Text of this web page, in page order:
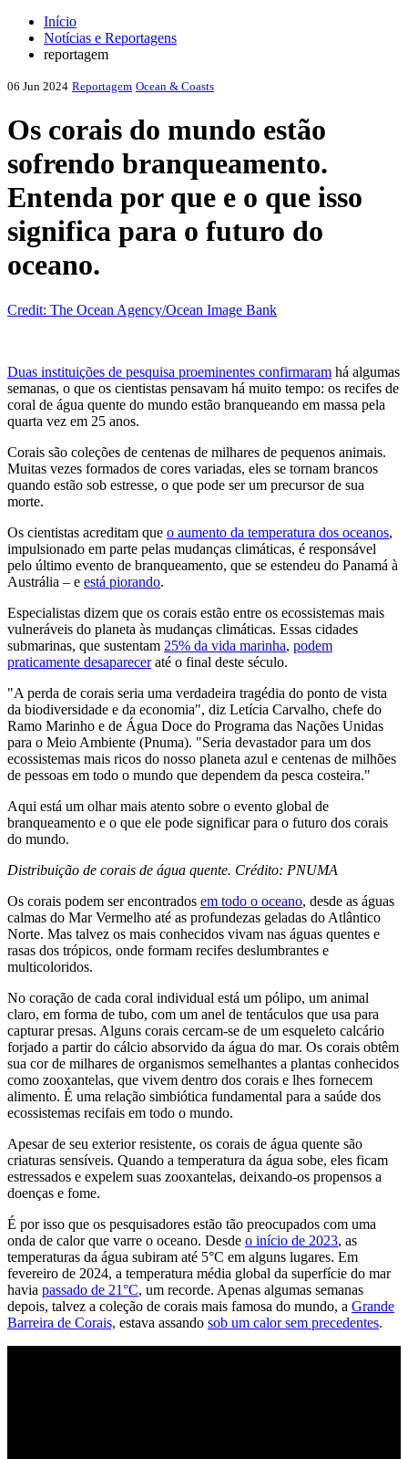
Início
Notícias e Reportagens
reportagem
06 Jun 2024 Reportagem Ocean & Coasts
Os corais do mundo estão
sofrendo branqueamento.
Entenda por que e o que isso
significa para o futuro do
oceano.
Credit: The Ocean Agency/Ocean Image Bank
Duas instituições de pesquisa proeminentes confirmaram há algumas
semanas, o que os cientistas pensavam há muito tempo: os recifes de
coral de água quente do mundo estão branqueando em massa pela
quarta vez em 25 anos.
Corais são coleções de centenas de milhares de pequenos animais.
Muitas vezes formados de cores variadas, eles se tornam brancos
quando estão sob estresse, o que pode ser um precursor de sua
morte.
Os cientistas acreditam que o aumento da temperatura dos oceanos,
impulsionado em parte pelas mudanças climáticas, é responsável
pelo último evento de branqueamento, que se estendeu do Panamá à
Austrália – e está piorando.
Especialistas dizem que os corais estão entre os ecossistemas mais
vulneráveis do planeta às mudanças climáticas. Essas cidades
submarinas, que sustentam 25% da vida marinha, podem
praticamente desapareceraté o final deste século.
"A perda de corais seria uma verdadeira tragédia do ponto de vista
da biodiversidade e da economia", diz Letícia Carvalho, chefe do
Ramo Marinho e de Água Doce do Programa das Nações Unidas
para o Meio Ambiente (Pnuma). "Seria devastador para um dos
ecossistemas mais ricos do nosso planeta azul e centenas de milhões
de pessoas em todo o mundo que dependem da pesca costeira."
Aqui está um olhar mais atento sobre o evento global de
branqueamento e o que ele pode significar para o futuro dos corais
do mundo.
Distribuição de corais de água quente. Crédito: PNUMA
Os corais podem ser encontrados em todo o oceano, desde as águas
calmas do Mar Vermelho até as profundezas geladas do Atlântico
Norte. Mas talvez os mais conhecidos vivam nas águas quentes e
rasas dos trópicos, onde formam recifes deslumbrantes e
multicoloridos.
No coração de cada coral individual está um pólipo, um animal
claro, em forma de tubo, com um anel de tentáculos que usa para
capturar presas. Alguns corais cercam-se de um esqueleto calcário
forjado a partir do cálcio absorvido da água do mar. Os corais obtêm
sua cor de milhares de organismos semelhantes a plantas conhecidos
como zooxantelas, que vivem dentro dos corais e lhes fornecem
alimento. É uma relação simbiótica fundamental para a saúde dos
ecossistemas recifais em todo o mundo.
Apesar de seu exterior resistente, os corais de água quente são
criaturas sensíveis. Quando a temperatura da água sobe, eles ficam
estressados e expelem suas zooxantelas, deixando-os propensos a
doenças e fome.
É por isso que os pesquisadores estão tão preocupados com uma
onda de calor que varre o oceano. Desde o início de 2023, as
temperaturas da água subiram até 5°C em alguns lugares. Em
fevereiro de 2024, a temperatura média global da superfície do mar
havia passado de 21°C, um recorde. Apenas algumas semanas
depois, talvez a coleção de corais mais famosa do mundo, a Grande
Barreira de Corais, estava assando sob um calor sem precedentes.